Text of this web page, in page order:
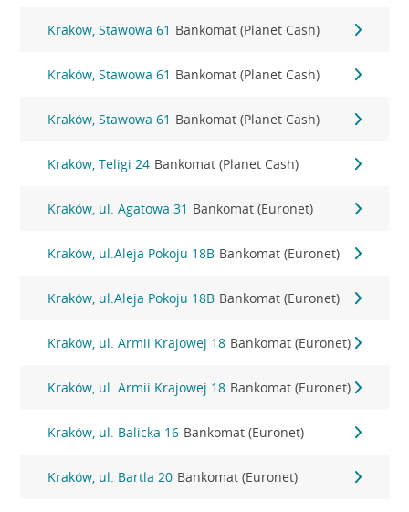
Kraków, Stawowa 61 Bankomat (Planet Cash)
Kraków, Stawowa 61 Bankomat (Planet Cash)
Kraków, Stawowa 61 Bankomat (Planet Cash)
Kraków, Teligi 24 Bankomat (Planet Cash)
Kraków, ul. Agatowa 31 Bankomat (Euronet)
Kraków, ul.Aleja Pokoju 18B Bankomat (Euronet)
Kraków, ul.Aleja Pokoju 18B Bankomat (Euronet)
Kraków, ul. Armii Krajowej 18 Bankomat (Euronet)
Kraków, ul. Armii Krajowej 18 Bankomat (Euronet)
Kraków, ul. Balicka 16 Bankomat (Euronet)
Kraków, ul. Bartla 20 Bankomat (Euronet)